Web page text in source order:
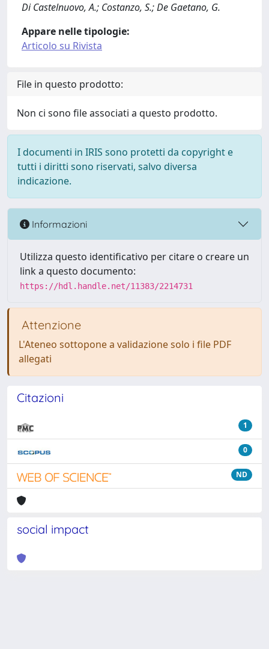
Di Castelnuovo, A.; Costanzo, S.; De Gaetano, G.
Appare nelle tipologie:
Articolo su Rivista
File in questo prodotto:
Non ci sono file associati a questo prodotto.
I documenti in IRIS sono protetti da copyright e
tutti i diritti sono riservati, salvo diversa
indicazione.
Informazioni
Utilizza questo identificativo per citare o creare un
link a questo documento:
https://hdl.handle.net/11383/2214731
Attenzione
L'Ateneo sottopone a validazione solo i file PDF
allegati
Citazioni
1
0
ND
social impact